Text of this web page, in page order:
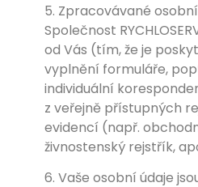
5. Zpracovávané
Společnost
od Vás (tím, že je
vyplnění formuláře,
individuální
z veřejně přístupných
evidencí (např.
živnostenský rejstřík,
6. Vaše osobní údaje